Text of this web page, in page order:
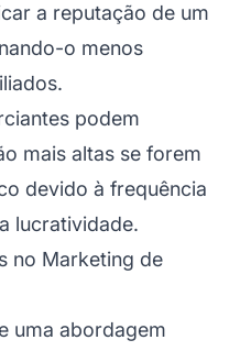
a reputação de um
o menos
podem
mais altas se forem
devido à frequência
lucratividade.
no Marketing de
uma abordagem